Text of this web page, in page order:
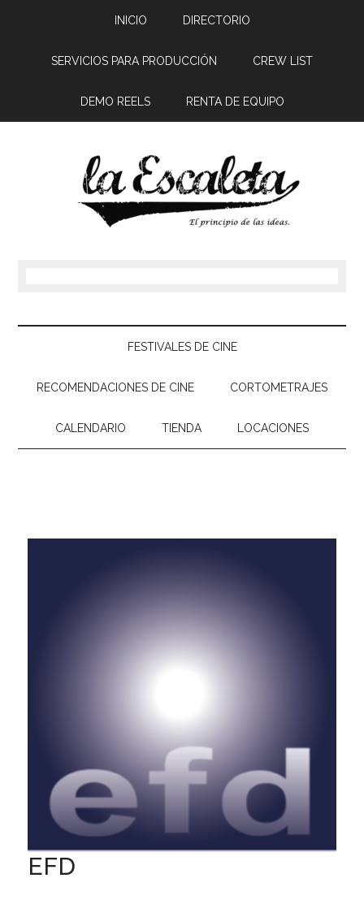
INICIO DIRECTORIO
SERVICIOS PARA PRODUCCIÓN CREW LIST
DEMO REELS RENTA DE EQUIPO
FESTIVALES DE CINE
RECOMENDACIONES DE CINE CORTOMETRAJES
CALENDARIO TIENDA LOCACIONES
EFD